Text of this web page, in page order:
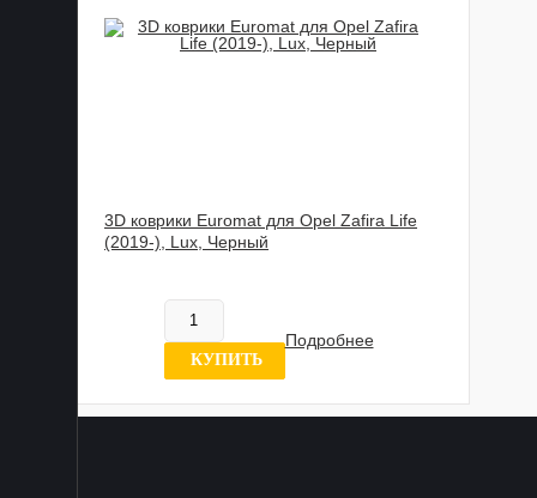
3D коврики Euromat для Opel Zafira Life
(2019-), Lux, Черный
Нет в наличии
0 отзывов
КУПИТЬ
Подробнее